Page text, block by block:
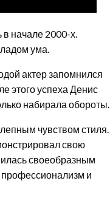
в начале 2000-х.
ума.
актер запомнился
этого успеха Денис
набирала обороты.
чувством стиля.
свою
своеобразным
профессионализм и